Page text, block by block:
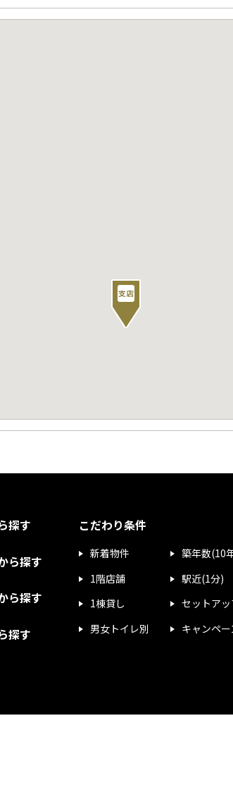
探す
ら探す
ら探す
探す
こだわり条件
新着物件
築年数(10
1階店舗
駅近(1分)
1棟貸し
セットア
男女トイレ別
キャンペ